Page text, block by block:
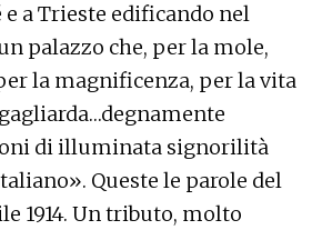
e a Trieste edificando nel
palazzo che, per la mole,
la magnificenza, per la vita
di illuminata signorilità
Queste le parole del
1914. Un tributo, molto